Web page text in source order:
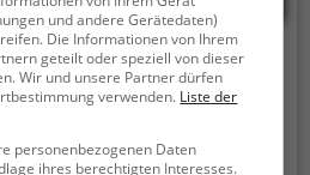
World
World ist ein Erlebnisbad
und andere Gerätedaten)
Die Informationen von Ihrem
geteilt oder speziell von dieser
Wir und unsere Partner dürfen
verwenden. Liste der
personenbezogenen Daten
ihres berechtigten Interesses.